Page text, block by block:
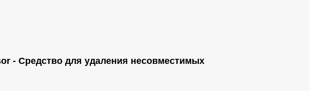
- Средство для удаления несовместимых